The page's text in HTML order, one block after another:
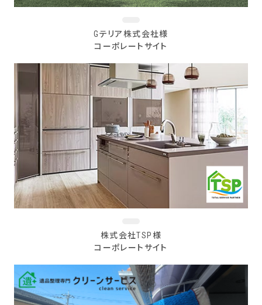
Gテリア株式会社様
コーポレートサイト
株式会社TSP様
コーポレートサイト